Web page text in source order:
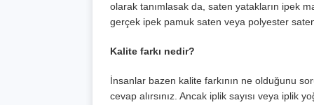
olarak tanımlasak da, saten yatakların ipek
gerçek ipek pamuk saten veya polyester
Kalite farkı nedir?
İnsanlar bazen kalite farkının ne olduğunu
cevap alırsınız. Ancak iplik sayısı veya iplik